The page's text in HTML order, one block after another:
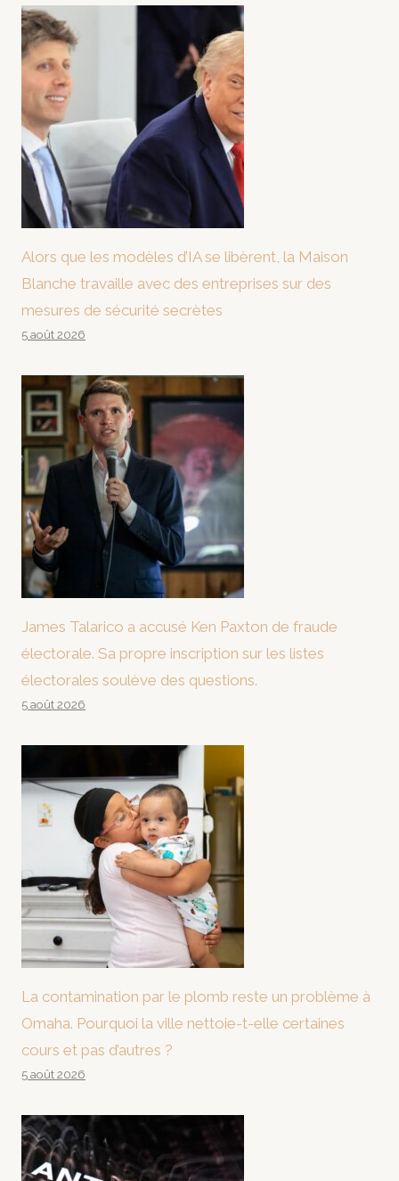
Alors que les modèles d’IA se libèrent, la Maison
Blanche travaille avec des entreprises sur des
mesures de sécurité secrètes
5 août 2026
James Talarico a accusé Ken Paxton de fraude
électorale. Sa propre inscription sur les listes
électorales soulève des questions.
5 août 2026
La contamination par le plomb reste un problème à
Omaha. Pourquoi la ville nettoie-t-elle certaines
cours et pas d’autres ?
5 août 2026